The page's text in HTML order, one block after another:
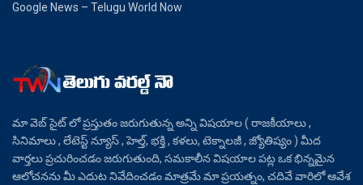
Google News – Telugu World Now
మా వెబ్ సైట్ లో ప్రస్తుతం జరుగుతున్న అన్ని విషయాల ( రాజకీయాలు ,
సినిమాలు , లేటెస్ట్ న్యూస్ , హెల్త్, భక్తి , కళలు, టెక్నాలజీ , జ్యోతిష్యం ) మీద
వార్తలు ప్రచురించడం జరుగుతుంది, సమకాలీన విషయాల పట్ల ఒక భిన్నమైన
ఆలోచనను మీ ఎదుట నివేదించడం మాత్రమే మా ప్రయత్నం, చదివే వారిలో ఆవేశ